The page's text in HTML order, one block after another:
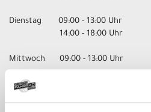
Dienstag 09:00 - 13:00 Uhr
14:00 - 18:00 Uhr
Mittwoch 09:00 - 13:00 Uhr
Donnerstag 09:00 - 13:00 Uhr